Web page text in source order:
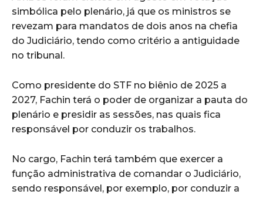
simbólica pelo plenário, já que os ministros se
revezam para mandatos de dois anos na chefia
do Judiciário, tendo como critério a antiguidade
no tribunal.
Como presidente do STF no biênio de 2025 a
2027, Fachin terá o poder de organizar a pauta do
plenário e presidir as sessões, nas quais fica
responsável por conduzir os trabalhos.
No cargo, Fachin terá também que exercer a
função administrativa de comandar o Judiciário,
sendo responsável, por exemplo, por conduzir a